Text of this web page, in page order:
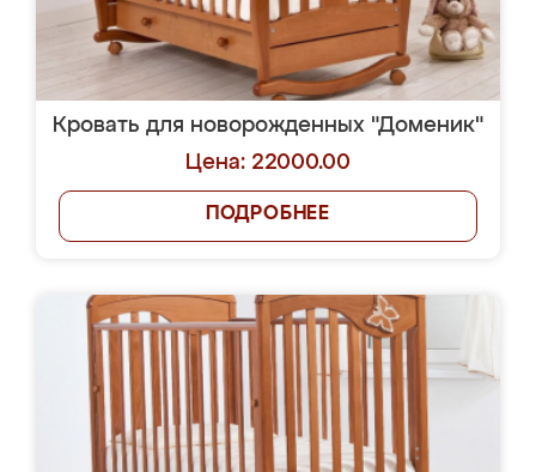
Кровать для новорожденных "Доменик"
Цена: 22000.00
ПОДРОБНЕЕ